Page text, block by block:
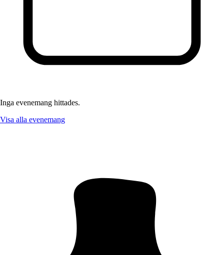
Inga evenemang hittades.
Visa alla evenemang